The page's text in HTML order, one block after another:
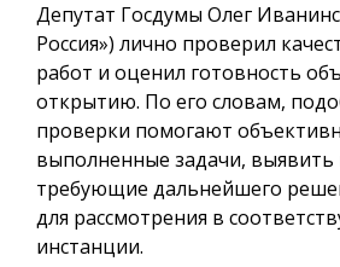
Депутат Госдумы Олег
Россия») лично проверил
работ и оценил готовность
открытию. По его словам,
проверки помогают
выполненные задачи,
требующие дальнейшего
для рассмотрения в
инстанции.